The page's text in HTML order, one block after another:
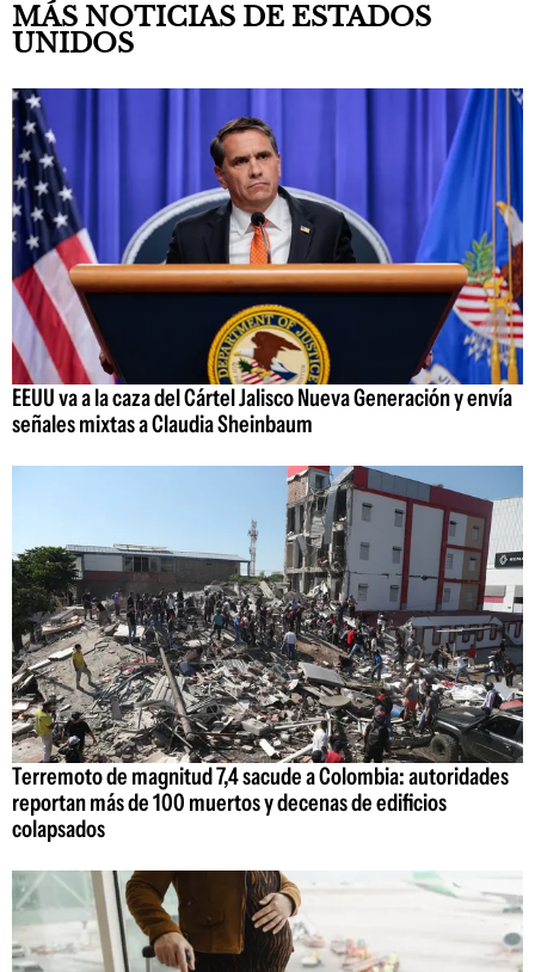
MÁS NOTICIAS DE ESTADOS
UNIDOS
EEUU va a la caza del Cártel Jalisco Nueva Generación y envía
señales mixtas a Claudia Sheinbaum
Terremoto de magnitud 7,4 sacude a Colombia: autoridades
reportan más de 100 muertos y decenas de edificios
colapsados